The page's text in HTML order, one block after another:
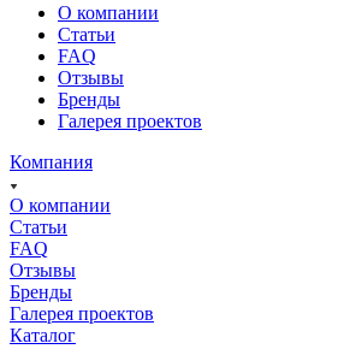
О компании
Статьи
FAQ
Отзывы
Бренды
Галерея проектов
Компания
О компании
Статьи
FAQ
Отзывы
Бренды
Галерея проектов
Каталог